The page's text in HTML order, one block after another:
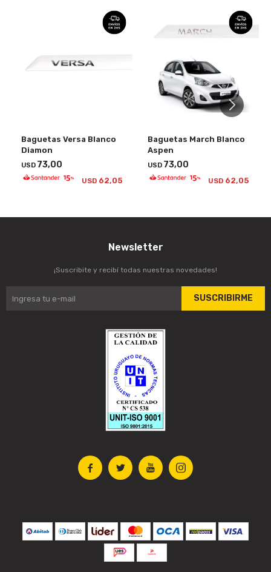
Baguetas Versa Blanco
Diamon
USD 73,00
USD 62,05
Baguetas March Blanco
Aspen
USD 73,00
USD 62,05
   
Newsletter
¡Suscribite y recibí todas nuestras novedades!
SUSCRIBIRME